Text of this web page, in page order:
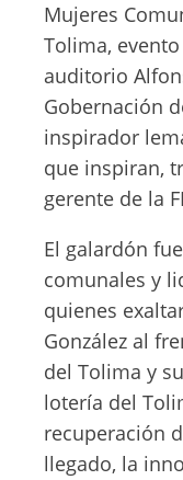
Mujeres
Tolima,
auditorio
Gobernación
inspirador
que inspiran,
gerente de la
El galardón
comunales y
quienes
González al
del Tolima y
lotería del
recuperación
llegado, la